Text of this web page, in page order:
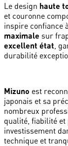
Le design haute
et couronne
inspire confiance
maximale sur
excellent état ,
durabilité
Mizuno est
japonais et sa
nombreux
qualité, fiabilité et
investissement
technique et